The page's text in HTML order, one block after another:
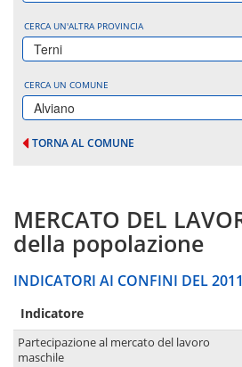
CERCA UN'ALTRA PROVINCIA
Terni
CERCA UN COMUNE
Alviano
TORNA AL COMUNE
MERCATO DEL
della popolazione
INDICATORI AI CONFINI DEL 2011
Indicatore
Partecipazione al mercato del lavoro
maschile